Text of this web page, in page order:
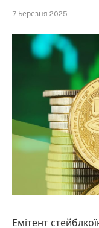
7 Березня 2025
Емітент